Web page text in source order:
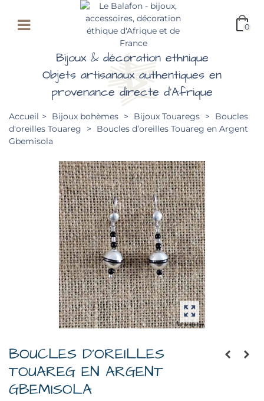
0
Bijoux & décoration ethnique
Objets artisanaux authentiques en
provenance directe d'Afrique
Accueil > Bijoux bohèmes > Bijoux Touaregs >
Boucles
d'oreilles Touareg
>
Boucles d’oreilles Touareg en Argent
Gbemisola
BOUCLES D’OREILLES
TOUAREG EN ARGENT
GBEMISOLA